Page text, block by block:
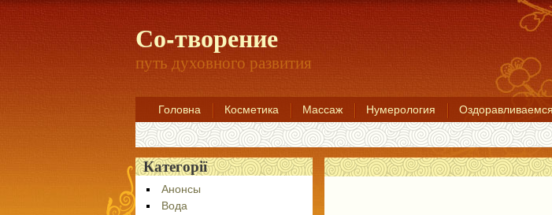
Со-творение
путь духовного развития
Головна Косметика Массаж Нумерология Оздоравливаемся
Категорії
Анонсы
Вода